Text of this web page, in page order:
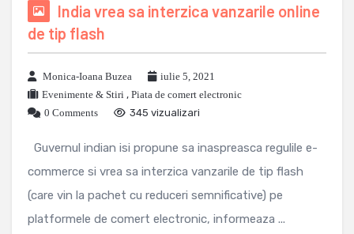
India vrea sa interzica vanzarile online
de tip flash
Monica-Ioana Buzea
iulie 5, 2021
Evenimente & Stiri , Piata de comert electronic
0 Comments
345 vizualizari
Guvernul indian isi propune sa inaspreasca regulile e-
commerce si vrea sa interzica vanzarile de tip flash
(care vin la pachet cu reduceri semnificative) pe
platformele de comert electronic, informeaza ...